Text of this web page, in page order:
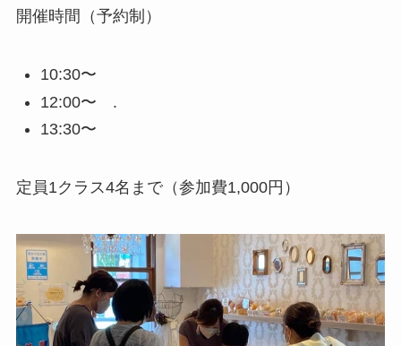
開催時間（予約制）
10:30〜
12:00〜 .
13:30〜
定員1クラス4名まで（参加費1,000円）